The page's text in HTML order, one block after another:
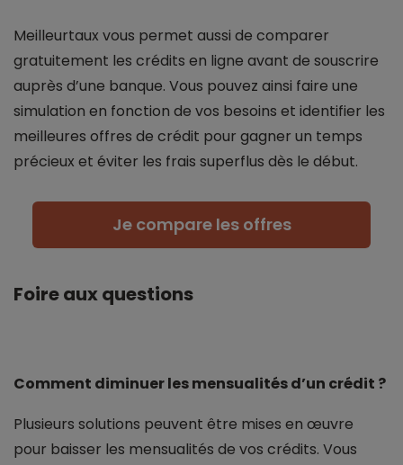
Meilleurtaux vous permet aussi de comparer
gratuitement les crédits en ligne avant de souscrire
auprès d’une banque. Vous pouvez ainsi faire une
simulation en fonction de vos besoins et identifier les
meilleures offres de crédit pour gagner un temps
précieux et éviter les frais superflus dès le début.
Je compare les offres
Foire aux questions
Comment diminuer les mensualités d’un crédit ?
Plusieurs solutions peuvent être mises en œuvre
pour baisser les mensualités de vos crédits. Vous